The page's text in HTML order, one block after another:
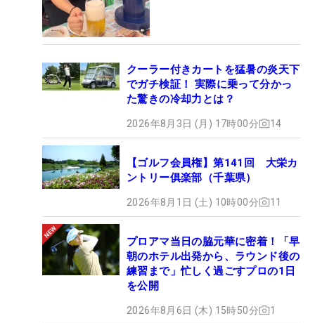
クーラー付きカートを猛暑の炎天下
でガチ検証！ 実際に乗って分かっ
た驚きの冷却力とは？
2026年8月3日 (月) 17時00分 14
【ゴルフ会員権】第141回 大栄カ
ントリー俱楽部（千葉県）
2026年8月1日 (土) 10時00分 11
プロアマ当日の脇元華に密着！「早
朝のホテル出発から、ラウンド後の
練習まで」忙しく過ごすプロの1日
を公開
2026年8月6日 (木) 15時50分 1